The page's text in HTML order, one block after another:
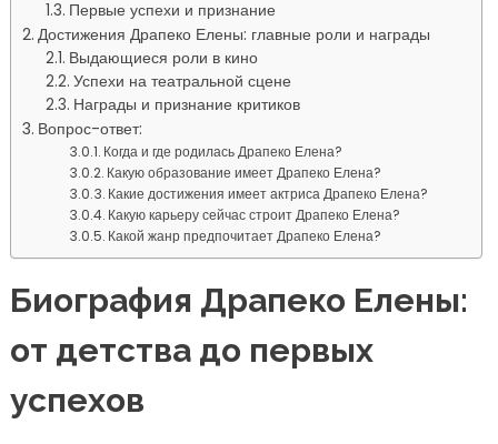
Первые успехи и признание
Достижения Драпеко Елены: главные роли и награды
Выдающиеся роли в кино
Успехи на театральной сцене
Награды и признание критиков
Вопрос-ответ:
Когда и где родилась Драпеко Елена?
Какую образование имеет Драпеко Елена?
Какие достижения имеет актриса Драпеко Елена?
Какую карьеру сейчас строит Драпеко Елена?
Какой жанр предпочитает Драпеко Елена?
Биография Драпеко Елены:
от детства до первых
успехов